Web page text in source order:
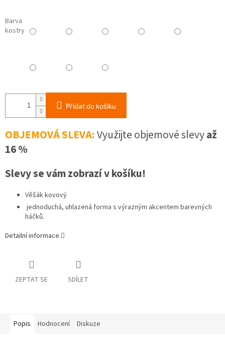
Barva
kostry
Přidat do košíku
OBJEMOVÁ SLEVA:Využijte objemové slevyaž
16 %
Slevy se vám zobrazí v košíku!
Věšák kovový
jednoduchá, uhlazená forma s výrazným akcentem barevných
háčků.
Detailní informace
ZEPTAT SE SDÍLET
Popis Hodnocení Diskuze